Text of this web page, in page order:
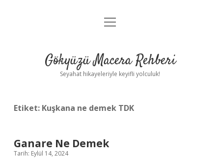
Anasayfa
Yasal Uyarı
menüyü
Gökyüzü Macera Rehberi
Seyahat hikayeleriyle keyifli yolculuk!
Etiket: Kuşkana ne demek TDK
Ganare Ne Demek
Tarih: Eylül 14, 2024